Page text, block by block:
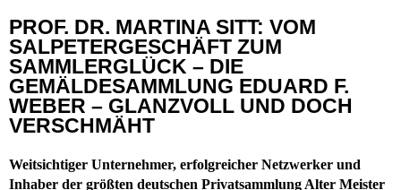
PROF. DR. MARTINA SITT: VOM
SALPETERGESCHÄFT ZUM
SAMMLERGLÜCK – DIE
GEMÄLDESAMMLUNG EDUARD F.
WEBER – GLANZVOLL UND DOCH
VERSCHMÄHT
Weitsichtiger Unternehmer, erfolgreicher Netzwerker und
Inhaber der größten deutschen Privatsammlung Alter Meister